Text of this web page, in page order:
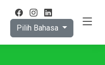
Pilih Bahasa